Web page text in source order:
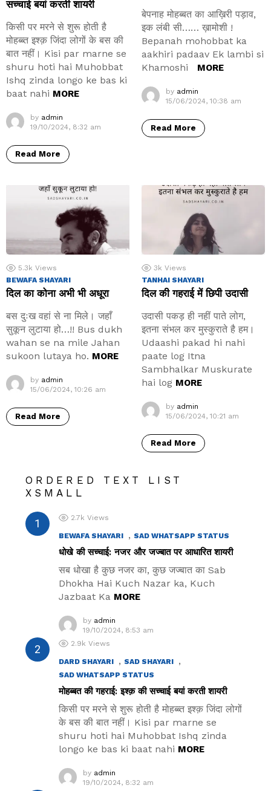
सच्चाई बयां करती शायरी
किसी पर मरने से शुरू होती है
मोहब्ब्त इश्क़ जिंदा लोगों के बस की
बात नहीं। Kisi par marne se
shuru hoti hai Muhobbat
Ishq zinda longo ke bas ki
baat nahi MORE
by admin
19/10/2024, 8:32 am
Read More
बेपनाह मोहब्बत का आख़िरी पड़ाव,
इक लंबी सी…… ख़ामोशी !
Bepanah mohobbat ka
aakhiri padaav Ek lambi si
Khamoshi MORE
by admin
15/06/2024, 10:38 am
Read More
5.3k Views
BEWAFA SHAYARI
दिल का कोना अभी भी अधूरा
बस दुःख वहां से ना मिले। जहाँ
सुकून लुटाया हो…!! Bus dukh
wahan se na mile Jahan
sukoon lutaya ho. MORE
by admin
15/06/2024, 10:26 am
Read More
3k Views
TANHAI SHAYARI
दिल की गहराई में छिपी उदासी
उदासी पकड़ ही नहीं पाते लोग,
इतना संभल कर मुस्कुराते है हम।
Udaashi pakad hi nahi
paate log Itna
Sambhalkar Muskurate
hai log MORE
by admin
15/06/2024, 10:21 am
Read More
ORDERED TEXT LIST
XSMALL
2.7k Views
BEWAFA SHAYARI , SAD WHATSAPP STATUS
धोखे की सच्चाई: नजर और जज्बात पर आधारित शायरी
सब धोखा है कुछ नजर का, कुछ जज्बात का Sab
Dhokha Hai Kuch Nazar ka, Kuch
Jazbaat Ka MORE
by admin
19/10/2024, 8:53 am
2.9k Views
DARD SHAYARI , SAD SHAYARI ,
SAD WHATSAPP STATUS
मोहब्बत की गहराई: इश्क़ की सच्चाई बयां करती शायरी
किसी पर मरने से शुरू होती है मोहब्ब्त इश्क़ जिंदा लोगों
के बस की बात नहीं। Kisi par marne se
shuru hoti hai Muhobbat Ishq zinda
longo ke bas ki baat nahi MORE
by admin
19/10/2024, 8:32 am